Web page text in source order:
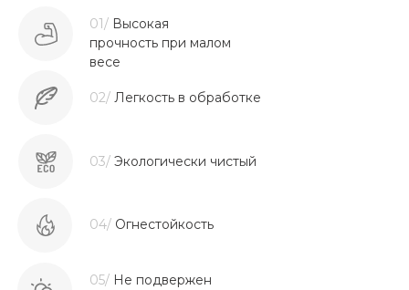
01/ Высокая
прочность при малом
весе
02/ Легкость в обработке
03/ Экологически чистый
04/ Огнестойкость
05/ Не подвержен